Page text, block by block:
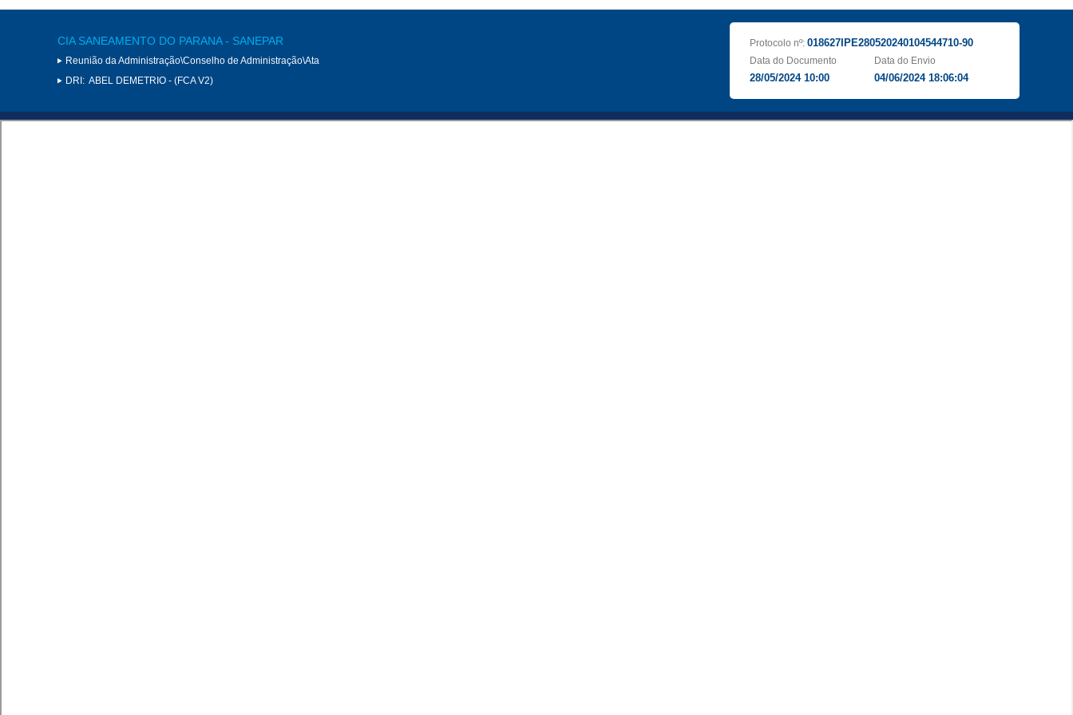
CIA SANEAMENTO DO PARANA - SANEPAR
Reunião da Administração\Conselho de Administração\Ata
DRI: ABEL DEMETRIO - (FCA V2)
Protocolo nº: 018627IPE280520240104544710-90
Data do Documento
28/05/2024 10:00
Data do Envio
04/06/2024 18:06:04